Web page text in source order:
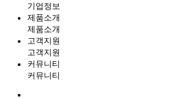
기업정보
제품소개
제품소개
고객지원
고객지원
커뮤니티
커뮤니티